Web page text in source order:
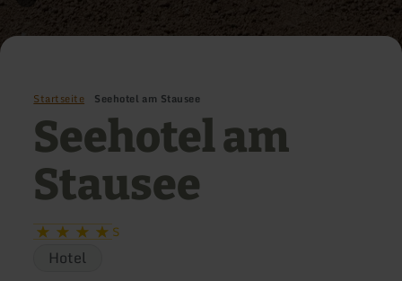
Startseite Seehotel am Stausee
Seehotel am
Stausee
S
Hotel